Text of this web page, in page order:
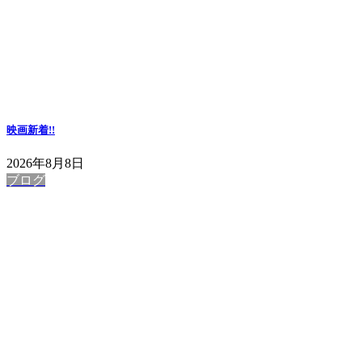
映画新着!!
2026年8月8日
ブログ